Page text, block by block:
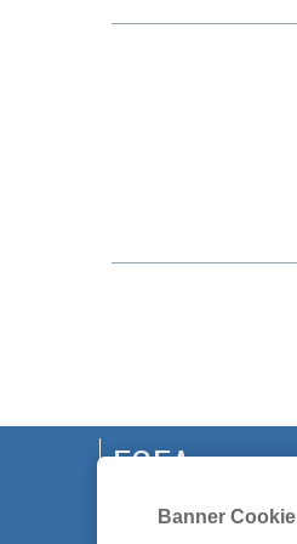
EGEA
CHI SIAMO
Banner Cookie